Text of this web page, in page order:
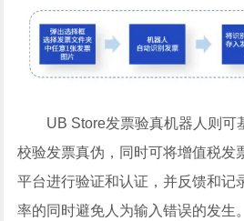
UB Store发票验真机器人则可
校验发票真伪，同时可将增值税发
平台进行验证和认证，并反馈和记
率的同时避免人为输入错误的发生。